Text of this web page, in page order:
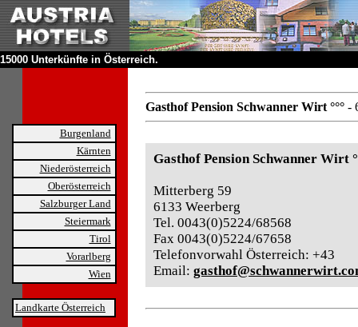
15000 Unterkünfte in Österreich.
Burgenland
Kärnten
Niederösterreich
Oberösterreich
Salzburger Land
Steiermark
Tirol
Vorarlberg
Wien
Landkarte Österreich
Gasthof Pension Schwanner Wirt °°° -
Gasthof Pension Schwanner Wirt
Mitterberg 59
6133 Weerberg
Tel. 0043(0)5224/68568
Fax 0043(0)5224/67658
Telefonvorwahl Österreich: +43
Email: